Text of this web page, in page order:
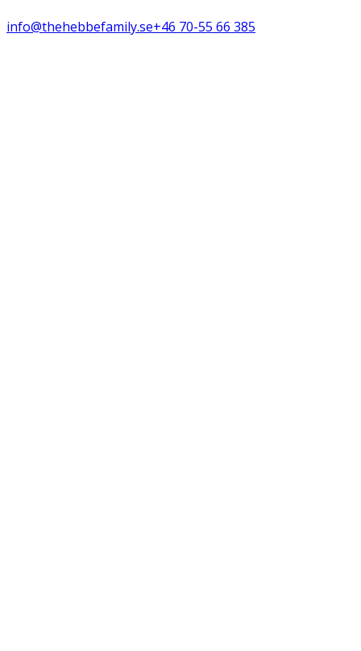
info@thehebbefamily.se+46 70-55 66 385